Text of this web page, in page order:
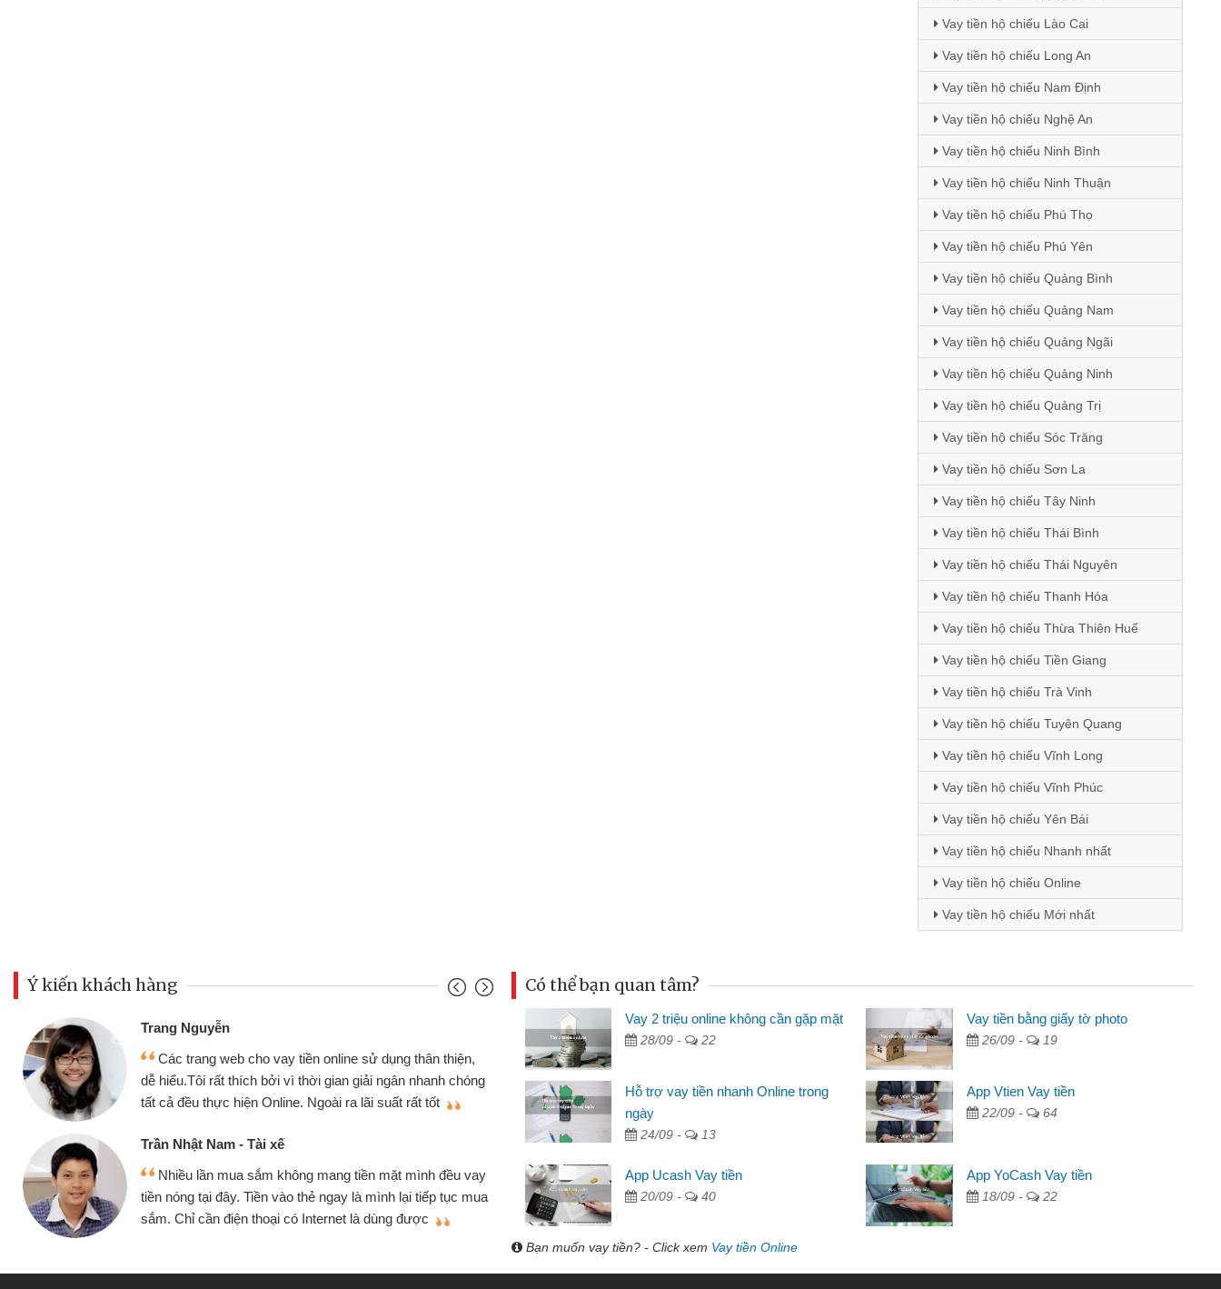
Vay tiền hộ chiếu Lào Cai
Vay tiền hộ chiếu Long An
Vay tiền hộ chiếu Nam Định
Vay tiền hộ chiếu Nghệ An
Vay tiền hộ chiếu Ninh Bình
Vay tiền hộ chiếu Ninh Thuận
Vay tiền hộ chiếu Phú Thọ
Vay tiền hộ chiếu Phú Yên
Vay tiền hộ chiếu Quảng Bình
Vay tiền hộ chiếu Quảng Nam
Vay tiền hộ chiếu Quảng Ngãi
Vay tiền hộ chiếu Quảng Ninh
Vay tiền hộ chiếu Quảng Trị
Vay tiền hộ chiếu Sóc Trăng
Vay tiền hộ chiếu Sơn La
Vay tiền hộ chiếu Tây Ninh
Vay tiền hộ chiếu Thái Bình
Vay tiền hộ chiếu Thái Nguyên
Vay tiền hộ chiếu Thanh Hóa
Vay tiền hộ chiếu Thừa Thiên Huế
Vay tiền hộ chiếu Tiền Giang
Vay tiền hộ chiếu Trà Vinh
Vay tiền hộ chiếu Tuyên Quang
Vay tiền hộ chiếu Vĩnh Long
Vay tiền hộ chiếu Vĩnh Phúc
Vay tiền hộ chiếu Yên Bái
Vay tiền hộ chiếu Nhanh nhất
Vay tiền hộ chiếu Online
Vay tiền hộ chiếu Mới nhất
Ý kiến khách hàng
sử dụng thân thiện,
giải ngân nhanh chóng
lãi suất rất tốt
tiền mặt mình đều vay
là mình lại tiếp tục mua
là dùng được
Mình cần tiền gấp nên định cầm cố chiếc xe wave
nhưng thật may đã có gói vay tiền bằng CMND online
không cần gặp mặt nên rất tiện lợi, sẽ giới thiệu cho bạn
bè biết
Tôi kinh doanh buôn bán nhỏ lẻ nhiều lúc cần vốn nhập
hàng, nhờ biết đến website qua bạn bè giới thiệu tôi đã giải
quyết được công việc của mình nhanh chóng
Mai Lan - Sinh viên
Tôi biết đến thông qua quảng cáo trên facebook. Tôi là
sinh viên nên cần đóng tiền nhà, sinh nhật bạn bè, mà đọc
thấy thủ tục nhanh gọn nên tôi quyết định vay
Lâm Minh Chánh
Mất 2 tuần các ngân hàng không ai cho vay. Trong khi
cần có 2 triệu để giải quyết việc riêng, trong 1-2 ngày tôi trả
được thôi. Cảm ơn đã giúp tôi kịp thời và nhanh chóng
Có thể bạn quan tâm?
Vay 2 triệu online không cần gặp mặt
28/09 - 22
Vay tiền bằng giấy tờ photo
26/09 - 19
Hỗ trợ vay tiền nhanh Online trong
ngày
24/09 - 13
App Vtien Vay tiền
22/09 - 64
App Ucash Vay tiền
20/09 - 40
App YoCash Vay tiền
18/09 - 22
Bạn muốn vay tiền? - Click xem Vay tiền Online